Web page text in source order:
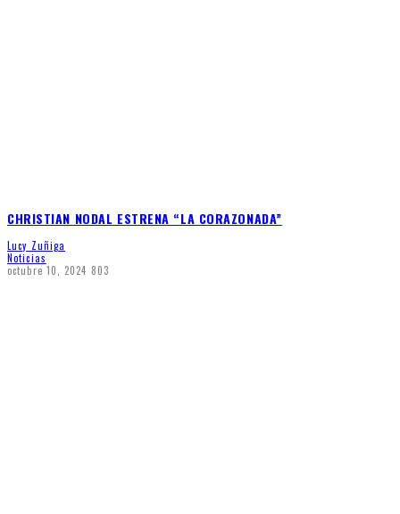
CHRISTIAN NODAL ESTRENA “LA CORAZONADA”
Lucy Zuñiga
Noticias
octubre 10, 2024 803